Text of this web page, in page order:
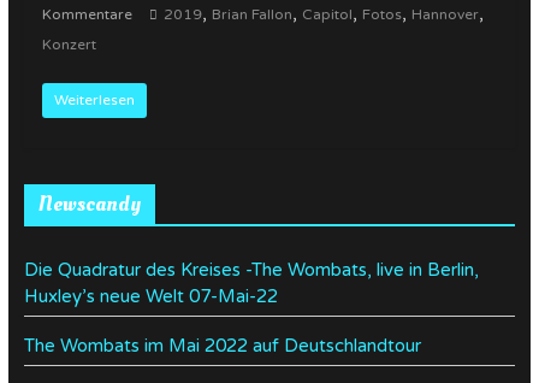
Kommentare
2019, Brian Fallon, Capitol, Fotos, Hannover,
Konzert
Weiterlesen
Newscandy
Die Quadratur des Kreises -The Wombats, live in Berlin,
Huxley’s neue Welt 07-Mai-22
The Wombats im Mai 2022 auf Deutschlandtour